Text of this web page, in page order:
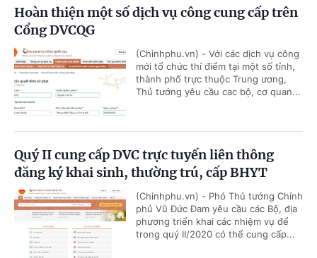
Hoàn thiện một số dịch vụ công cung cấp trên
Cổng DVCQG
(Chinhphu.vn) - Với các dịch vụ công
mới tổ chức thí điểm tại một số tỉnh,
thành phố trực thuộc Trung ương,
Thủ tướng yêu cầu cac bộ, cơ quan...
Quý II cung cấp DVC trực tuyến liên thông
đăng ký khai sinh, thường trú, cấp BHYT
(Chinhphu.vn) - Phó Thủ tướng Chính
phủ Vũ Đức Đam yêu cầu các Bộ, địa
phương triển khai các nhiệm vụ để
trong quý II/2020 có thể cung cấp...